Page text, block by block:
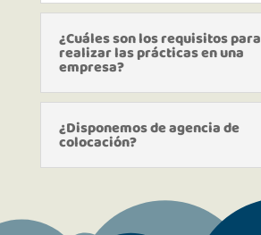
¿Cuáles son los requisitos para
realizar las prácticas en una
empresa?
¿Disponemos de agencia de
colocación?